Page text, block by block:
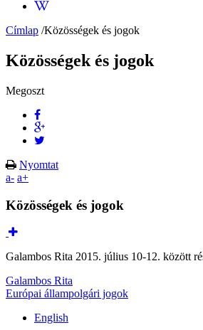
Címlap /Közösségek és jogok
Közösségek és jogok
Megoszt
Nyomtat
a- a+
Közösségek és jogok
Galambos Rita 2015. július 10-12. között
Galambos Rita
Európai állampolgári jogok
English